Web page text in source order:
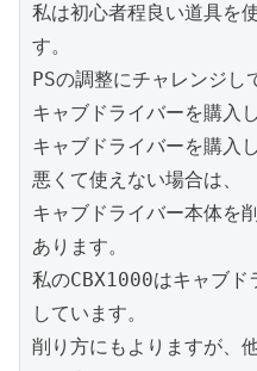
私は初心者程良い道具を
す。
PSの調整にチャレンジし
キャブドライバーを購入
キャブドライバーを購入
悪くて使えない場合は、
キャブドライバー本体を
あります。
私のCBX1000はキャブド
しています。
削り方にもよりますが、